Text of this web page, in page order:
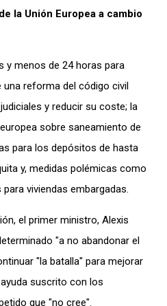
la Unión Europea a cambio
y menos de 24 horas para
reforma del código civil
y reducir su coste; la
sobre saneamiento de
para los depósitos de hasta
y, medidas polémicas como
viviendas embargadas.
el primer ministro, Alexis
"a no abandonar el
"la batalla" para mejorar
suscrito con los
que "no cree".